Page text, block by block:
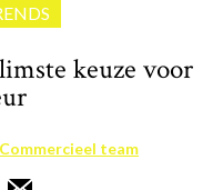
keuze voor
Commercieel team